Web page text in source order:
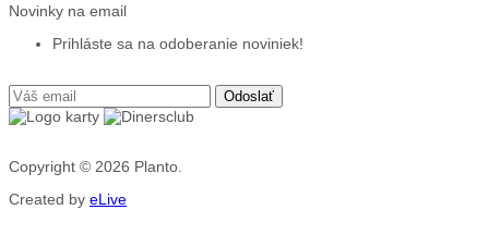
Novinky na email
Prihláste sa na odoberanie noviniek!
Copyright © 2026 Planto.
Created by eLive